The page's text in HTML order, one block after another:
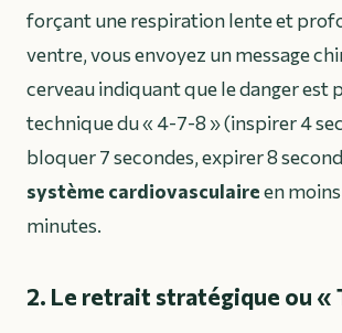
forçant une respiration lente et
ventre, vous envoyez un message
cerveau indiquant que le danger est
technique du « 4-7-8 » (inspirer 4
bloquer 7 secondes, expirer 8
système cardiovasculaireen
minutes.
2. Le retrait stratégique ou «